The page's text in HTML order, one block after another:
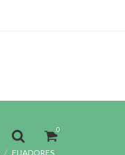
0
FIJADORES